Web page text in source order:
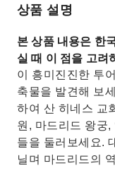
상품 설명
본 상품 내용은 한
실 때 이 점을 고려
이 흥미진진한 투
축물을 발견해 보
하여 산 히네스 교
원, 마드리드 왕궁
들을 둘러보세요.
닐며 마드리드의